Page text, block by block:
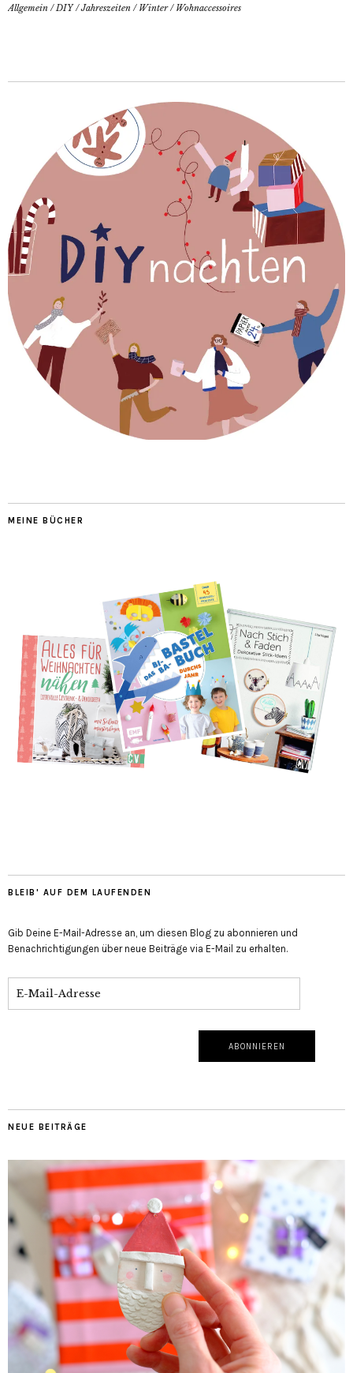
Allgemein / DIY/Jahreszeiten / Winter/ Wohnaccessoires
MEINE BÜCHER
BLEIB' AUF DEM LAUFENDEN
Gib Deine E-Mail-Adresse an, um diesen Blog zu abonnieren und
Benachrichtigungen über neue Beiträge via E-Mail zu erhalten.
NEUE BEITRÄGE